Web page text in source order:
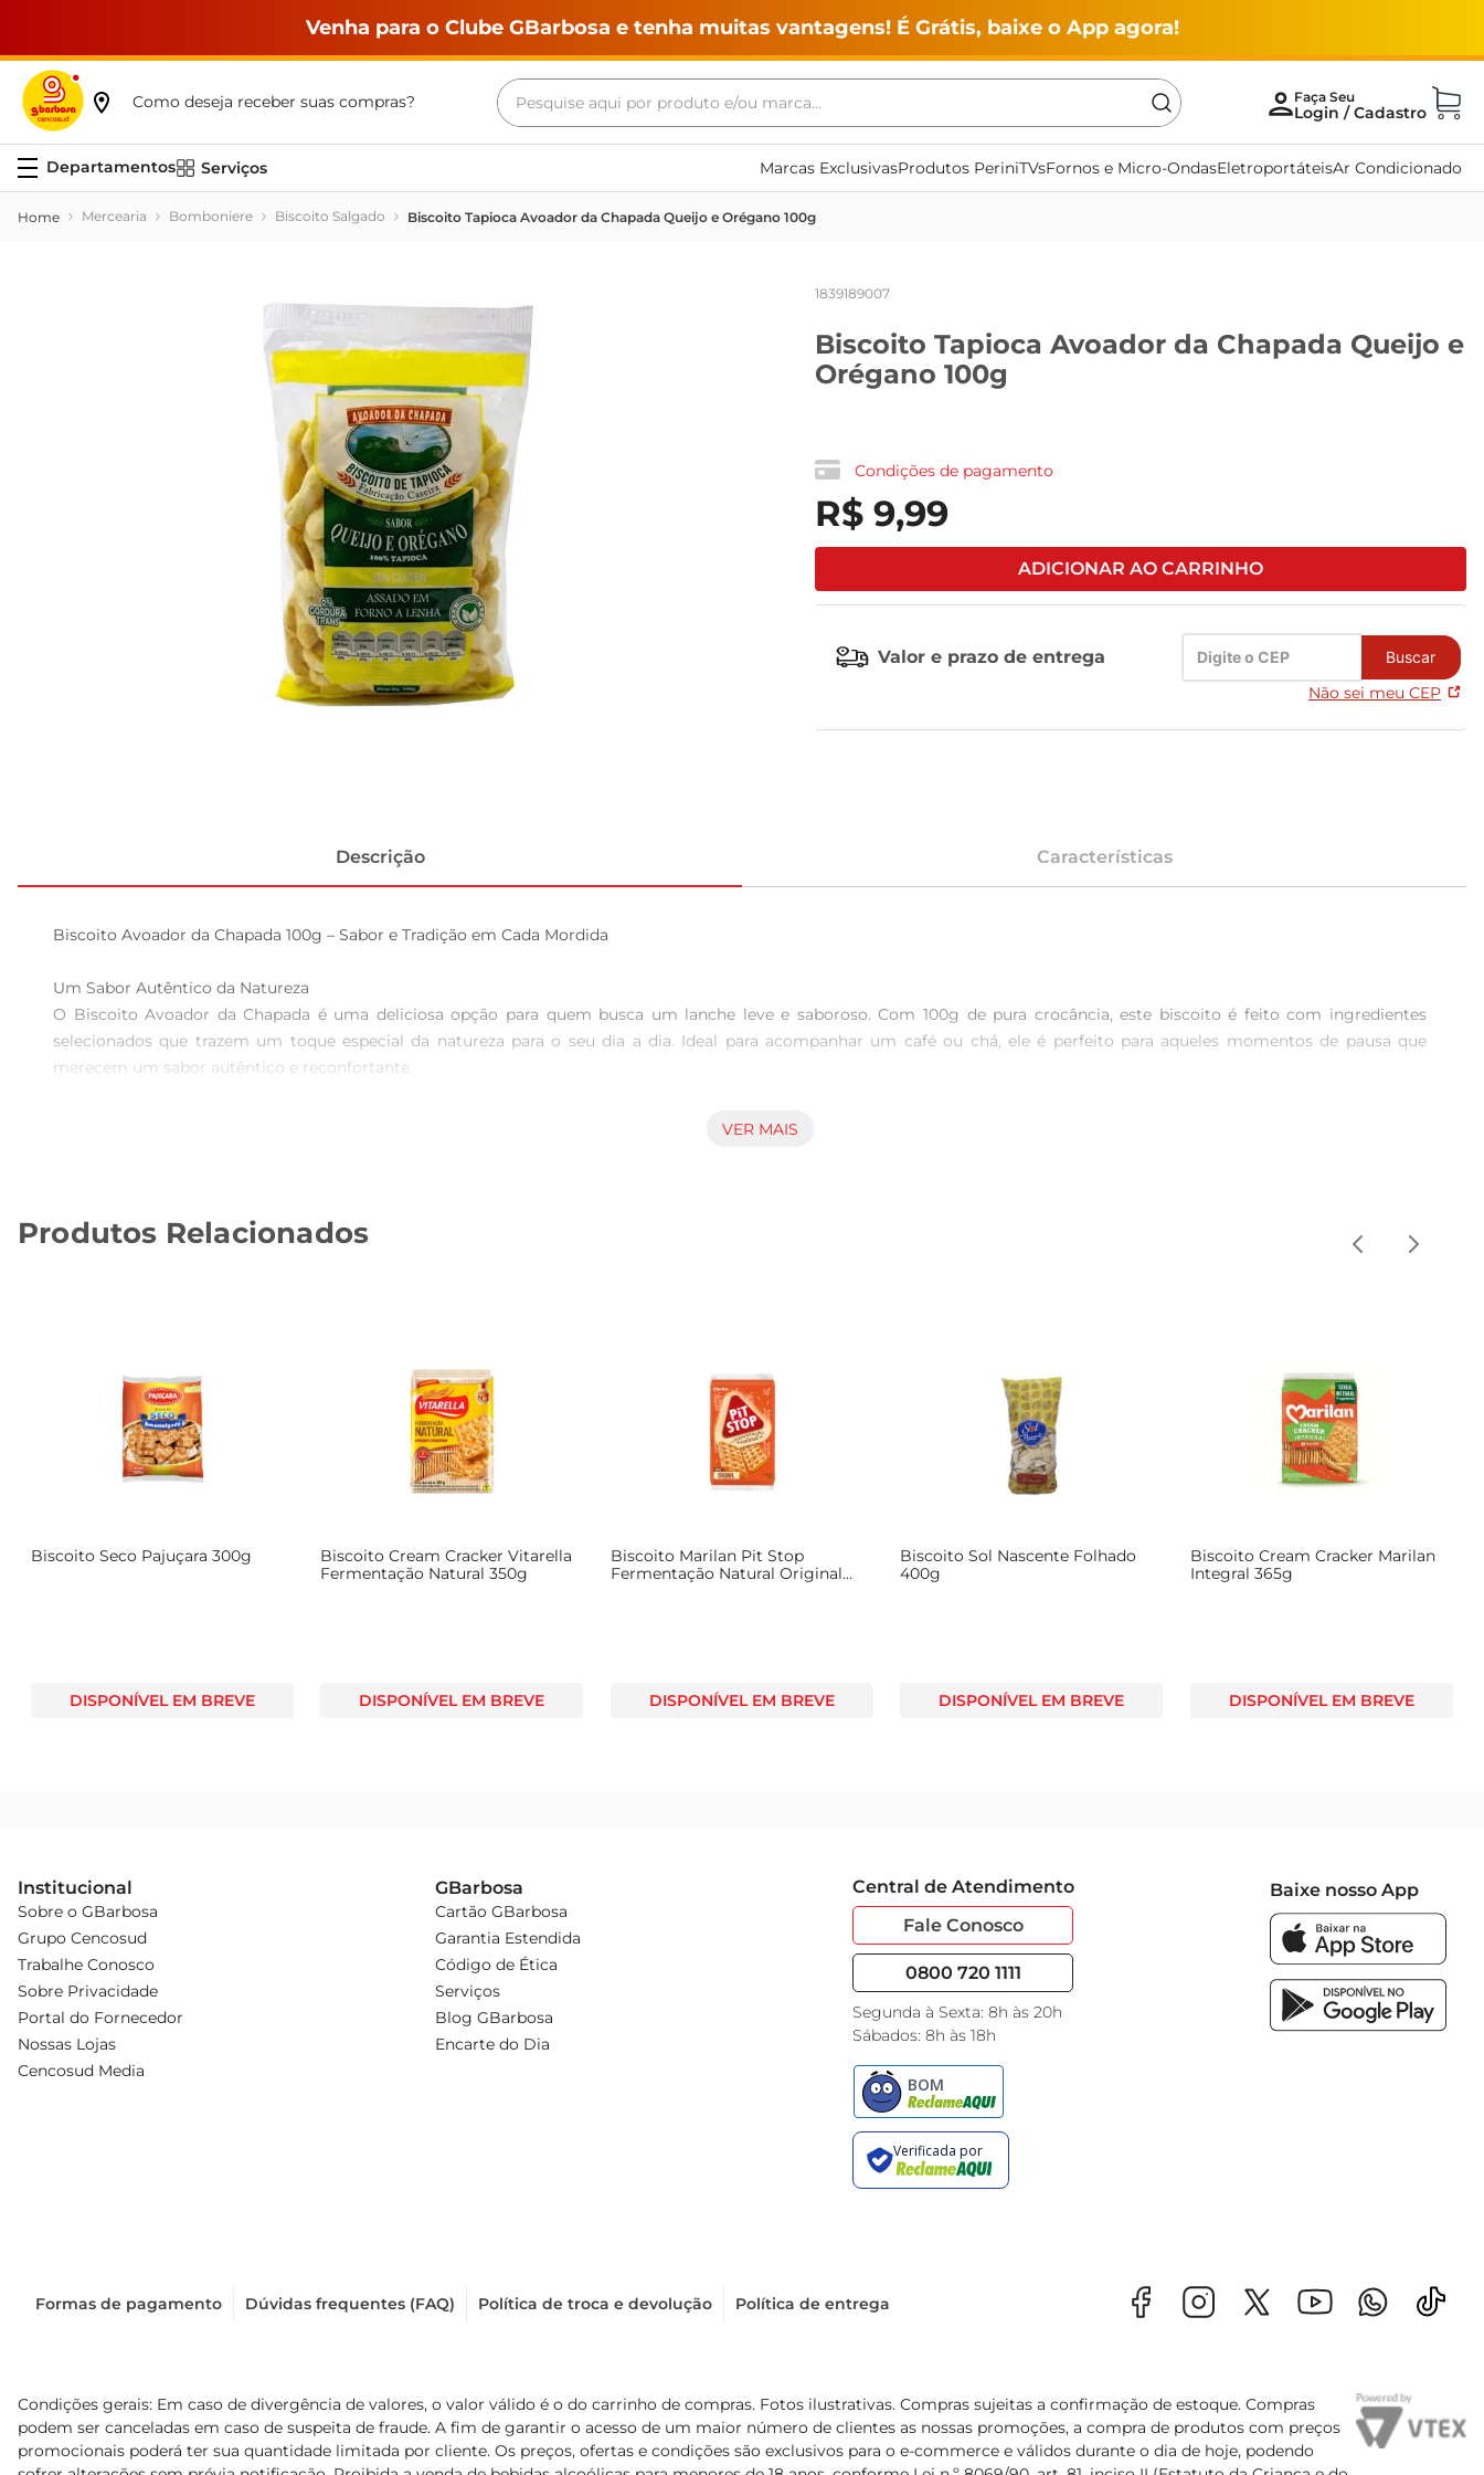
Venha para o Clube GBarbosa e tenha muitas vantagens! É Grátis, baixe o App agora!
Como deseja receber suas compras?
Pesquise aqui por produto e/ou marca...
Serviços Marcas ExclusivasProdutos PeriniTVsFornos e Micro-OndasEletroportáteisAr Condicionado
Mercearia Bomboniere Biscoito Salgado Biscoito Tapioca Avoador da Chapada Queijo e Orégano 100g
1839189007
Biscoito Tapioca Avoador da Chapada Queijo e
Orégano 100g
Condições de pagamento
R$ 9,99
ADICIONAR AO CARRINHO
Valor e prazo de entrega Buscar
Não sei meu CEP
Descrição Características
Biscoito Avoador da Chapada 100g – Sabor e Tradição em Cada Mordida
Um Sabor Autêntico da Natureza
O Biscoito Avoador da Chapada é uma deliciosa opção para quem busca um lanche leve e saboroso. Com 100g de pura crocância, este biscoito é feito com ingredientes
selecionados que trazem um toque especial da natureza para o seu dia a dia. Ideal para acompanhar um café ou chá, ele é perfeito para aqueles momentos de pausa que
merecem um sabor autêntico e reconfortante.
Ingredientes de Qualidade
Este biscoito é produzido com ingredientes cuidadosamente escolhidos, garantindo não apenas um sabor incrível, mas também uma opção mais saudável para o seu lanche. Ao
optar pelo Biscoito Avoador da Chapada, você está escolhendo um produto que respeita a tradição e a qualidade, trazendo o melhor da gastronomia local para a sua mesa.
VER MAIS
Produtos Relacionados
Biscoito Seco Pajuçara 300g
DISPONÍVEL EM BREVE
Biscoito Cream Cracker Vitarella
Fermentação Natural 350g
DISPONÍVEL EM BREVE
Biscoito Marilan Pit Stop
Fermentação Natural Original
DISPONÍVEL EM BREVE
Biscoito Sol Nascente Folhado
400g
DISPONÍVEL EM BREVE
Biscoito Cream Cracker Marilan
Integral 365g
DISPONÍVEL EM BREVE
Institucional
Sobre o GBarbosa
Grupo Cencosud
Trabalhe Conosco
Sobre Privacidade
Portal do Fornecedor
Nossas Lojas
Cencosud Media
GBarbosa
Cartão GBarbosa
Garantia Estendida
Código de Ética
Serviços
Blog GBarbosa
Encarte do Dia
Central de Atendimento
Fale Conosco
0800 720 1111
Segunda à Sexta: 8h às 20h
Sábados: 8h às 18h
Baixe nosso App
Formas de pagamento Dúvidas frequentes (FAQ) Política de troca e devolução Política de entrega
Condições gerais: Em caso de divergência de valores, o valor válido é o do carrinho de compras. Fotos ilustrativas. Compras sujeitas a confirmação de estoque. Compras
podem ser canceladas em caso de suspeita de fraude. A fim de garantir o acesso de um maior número de clientes as nossas promoções, a compra de produtos com preços
promocionais poderá ter sua quantidade limitada por cliente. Os preços, ofertas e condições são exclusivos para o e-commerce e válidos durante o dia de hoje, podendo
Termos mais buscados
maquina lavar